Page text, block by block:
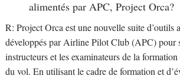
alimentés par APC, Project Orca?
R: Project Orca est une nouvelle suite d’outils
développés par Airline Pilot Club (APC) pour
instructeurs et les examinateurs de la
du vol. En utilisant le cadre de formation et